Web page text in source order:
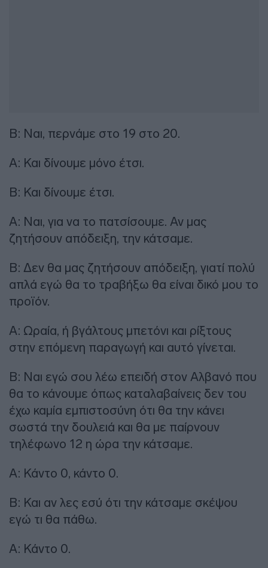
Β: Ναι, περνάμε στο 19 στο 20.
Α: Και δίνουμε μόνο έτσι.
Β: Και δίνουμε έτσι.
Α: Ναι, για να το πατσίσουμε. Αν μας
ζητήσουν απόδειξη, την κάτσαμε.
Β: Δεν θα μας ζητήσουν απόδειξη, γιατί πολύ
απλά εγώ θα το τραβήξω θα είναι δικό μου το
προϊόν.
Α: Ωραία, ή βγάλτους μπετόνι και ρίξτους
στην επόμενη παραγωγή και αυτό γίνεται.
Β: Ναι εγώ σου λέω επειδή στον Αλβανό που
θα το κάνουμε όπως καταλαβαίνεις δεν του
έχω καμία εμπιστοσύνη ότι θα την κάνει
σωστά την δουλειά και θα με παίρνουν
τηλέφωνο 12 η ώρα την κάτσαμε.
Α: Κάντο 0, κάντο 0.
Β: Και αν λες εσύ ότι την κάτσαμε σκέψου
εγώ τι θα πάθω.
Α: Κάντο 0.